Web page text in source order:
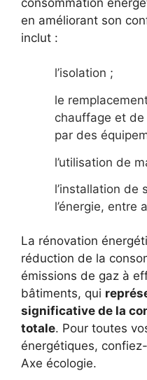
en améliorant son
inclut :
l’isolation ;
le
chauffage et
par des
l’utilisation de
l’installation de
l’énergie, entre
La rénovation
réduction de la
émissions de gaz à
bâtiments, qui
significative de la
totale. Pour toutes
énergétiques,
Axe écologie.